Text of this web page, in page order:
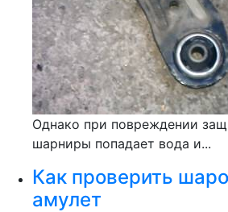
Однако при повреждении
шарниры попадает вода и...
Как проверить
амулет